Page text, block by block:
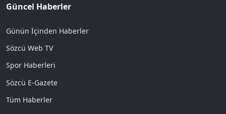
Güncel Haberler
Günün İçinden Haberler
Sözcü Web TV
Spor Haberleri
Sözcü E-Gazete
Tüm Haberler